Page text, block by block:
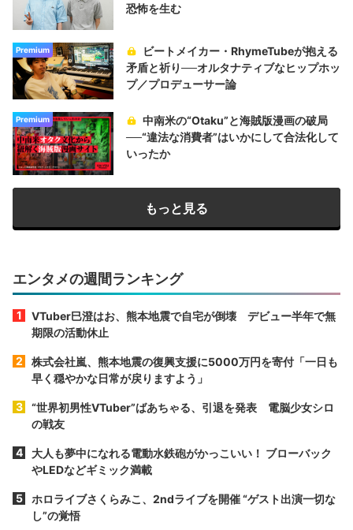
恐怖を生む
Premium
ビートメイカー・RhymeTubeが抱える
矛盾と祈り──オルタナティブなヒップホッ
プ／プロデューサー論
Premium
中南米の“Otaku”と海賊版漫画の破局
──“違法な消費者”はいかにして合法化して
いったか
もっと見る
エンタメの週間ランキング
VTuber巳澄はお、熊本地震で自宅が倒壊 デビュー半年で無
期限の活動休止
株式会社嵐、熊本地震の復興支援に5000万円を寄付「一日も
早く穏やかな日常が戻りますよう」
“世界初男性VTuber”ばあちゃる、引退を発表 電脳少女シロ
の戦友
大人も夢中になれる電動水鉄砲がかっこいい！ ブローバック
やLEDなどギミック満載
ホロライブさくらみこ、2ndライブを開催 “ゲスト出演一切な
し”の覚悟